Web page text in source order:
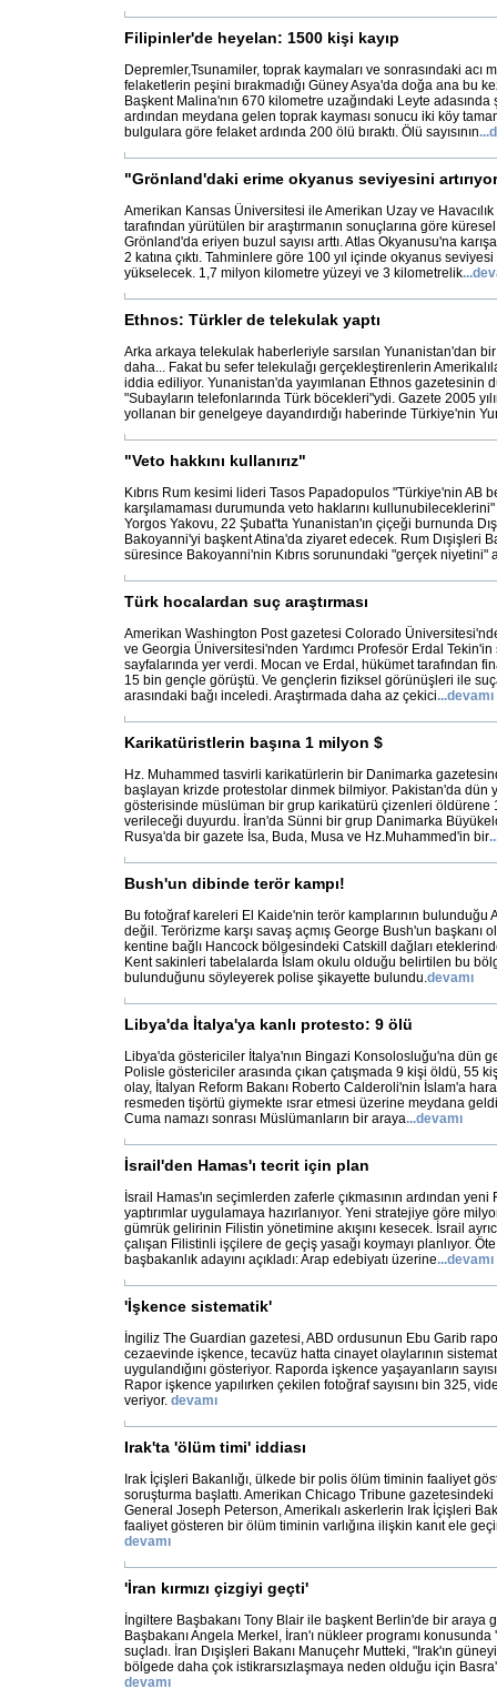
Filipinler'de heyelan: 1500 kişi kayıp
Depremler,Tsunamiler, toprak kaymaları ve sonrasındaki acı
felaketlerin peşini bırakmadığı Güney Asya'da doğa ana bu
Başkent Malina'nın 670 kilometre uzağındaki Leyte adasında
ardından meydana gelen toprak kayması sonucu iki köy
bulgulara göre felaket ardında 200 ölü bıraktı. Ölü sayısının...
"Grönland'daki erime okyanus seviyesini
Amerikan Kansas Üniversitesi ile Amerikan Uzay ve
tarafından yürütülen bir araştırmanın sonuçlarına göre
Grönland'da eriyen buzul sayısı arttı. Atlas Okyanusu'na
2 katına çıktı. Tahminlere göre 100 yıl içinde okyanus
yükselecek. 1,7 milyon kilometre yüzeyi ve 3 kilometrelik...
Ethnos: Türkler de telekulak yaptı
Arka arkaya telekulak haberleriyle sarsılan Yunanistan'dan
daha... Fakat bu sefer telekulağı gerçekleştirenlerin
iddia ediliyor. Yunanistan'da yayımlanan Ethnos gazetesinin
"Subayların telefonlarında Türk böcekleri"ydi. Gazete 2005
yollanan bir genelgeye dayandırdığı haberinde Türkiye'nin
"Veto hakkını kullanırız"
Kıbrıs Rum kesimi lideri Tasos Papadopulos "Türkiye'nin AB
karşılamaması durumunda veto haklarını
Yorgos Yakovu, 22 Şubat'ta Yunanistan'ın çiçeği burnunda
Bakoyanni'yi başkent Atina'da ziyaret edecek. Rum Dışişleri
süresince Bakoyanni'nin Kıbrıs sorunundaki "gerçek niyetini"
Türk hocalardan suç araştırması
Amerikan Washington Post gazetesi Colorado
ve Georgia Üniversitesi'nden Yardımcı Profesör Erdal Tekin'in
sayfalarında yer verdi. Mocan ve Erdal, hükümet tarafından
15 bin gençle görüştü. Ve gençlerin fiziksel görünüşleri ile
arasındaki bağı inceledi. Araştırmada daha az çekici...devamı
Karikatüristlerin başına 1 milyon $
Hz. Muhammed tasvirli karikatürlerin bir Danimarka
başlayan krizde protestolar dinmek bilmiyor. Pakistan'da dün
gösterisinde müslüman bir grup karikatürü çizenleri öldürene
verileceği duyurdu. İran'da Sünni bir grup Danimarka
Rusya'da bir gazete İsa, Buda, Musa ve Hz.Muhammed'in bir
Bush'un dibinde terör kampı!
Bu fotoğraf kareleri El Kaide'nin terör kamplarının bulunduğu
değil. Terörizme karşı savaş açmış George Bush'un başkanı
kentine bağlı Hancock bölgesindeki Catskill dağları
Kent sakinleri tabelalarda İslam okulu olduğu belirtilen bu
bulunduğunu söyleyerek polise şikayette bulundu.devamı
Libya'da İtalya'ya kanlı protesto: 9 ölü
Libya'da göstericiler İtalya'nın Bingazi Konsolosluğu'na dün
Polisle göstericiler arasında çıkan çatışmada 9 kişi öldü, 55
olay, İtalyan Reform Bakanı Roberto Calderoli'nin İslam'a
resmeden tişörtü giymekte ısrar etmesi üzerine meydana
Cuma namazı sonrası Müslümanların bir araya...devamı
İsrail'den Hamas'ı tecrit için plan
İsrail Hamas'ın seçimlerden zaferle çıkmasının ardından
yaptırımlar uygulamaya hazırlanıyor. Yeni stratejiye göre
gümrük gelirinin Filistin yönetimine akışını kesecek. İsrail
çalışan Filistinli işçilere de geçiş yasağı koymayı planlıyor.
başbakanlık adayını açıkladı: Arap edebiyatı üzerine...devamı
'İşkence sistematik'
İngiliz The Guardian gazetesi, ABD ordusunun Ebu Garib
cezaevinde işkence, tecavüz hatta cinayet olaylarının
uygulandığını gösteriyor. Raporda işkence yaşayanların
Rapor işkence yapılırken çekilen fotoğraf sayısını bin 325,
veriyor. devamı
Irak'ta 'ölüm timi' iddiası
Irak İçişleri Bakanlığı, ülkede bir polis ölüm timinin faaliyet
soruşturma başlattı. Amerikan Chicago Tribune
General Joseph Peterson, Amerikalı askerlerin Irak İçişleri
faaliyet gösteren bir ölüm timinin varlığına ilişkin kanıt ele
devamı
'İran kırmızı çizgiyi geçti'
İngiltere Başbakanı Tony Blair ile başkent Berlin'de bir araya
Başbakanı Angela Merkel, İran'ı nükleer programı konusunda
suçladı. İran Dışişleri Bakanı Manuçehr Mutteki, "Irak'ın
bölgede daha çok istikrarsızlaşmaya neden olduğu için
devamı